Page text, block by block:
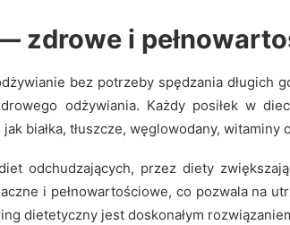
zdrowe i
bez potrzeby spędzania długich
odżywiania. Każdy posiłek w
białka, tłuszcze, węglowodany, witaminy
odchudzających, przez diety
i pełnowartościowe, co pozwala na
dietetyczny jest doskonałym